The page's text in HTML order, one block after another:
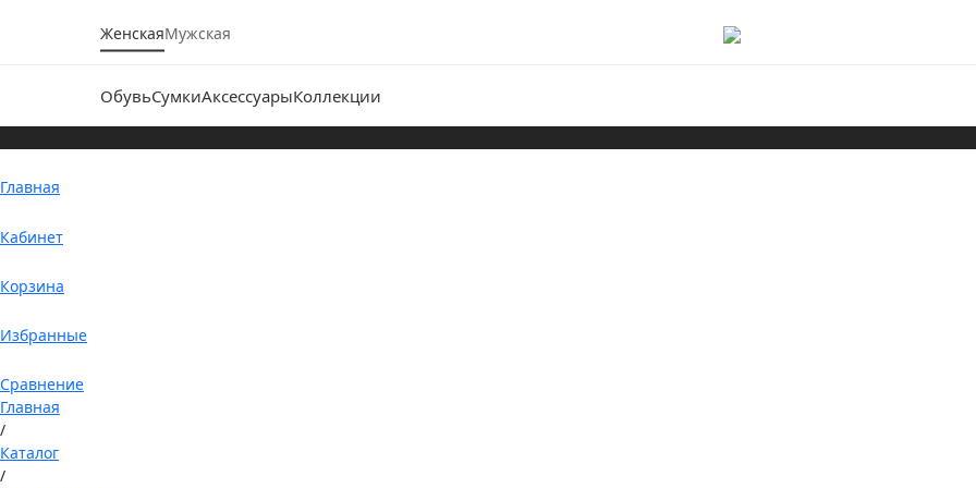
ЖенскаяМужская
ОбувьСумкиАксессуарыКоллекции
Главная
Кабинет
Корзина
Избранные
Сравнение
Главная
/
Каталог
/